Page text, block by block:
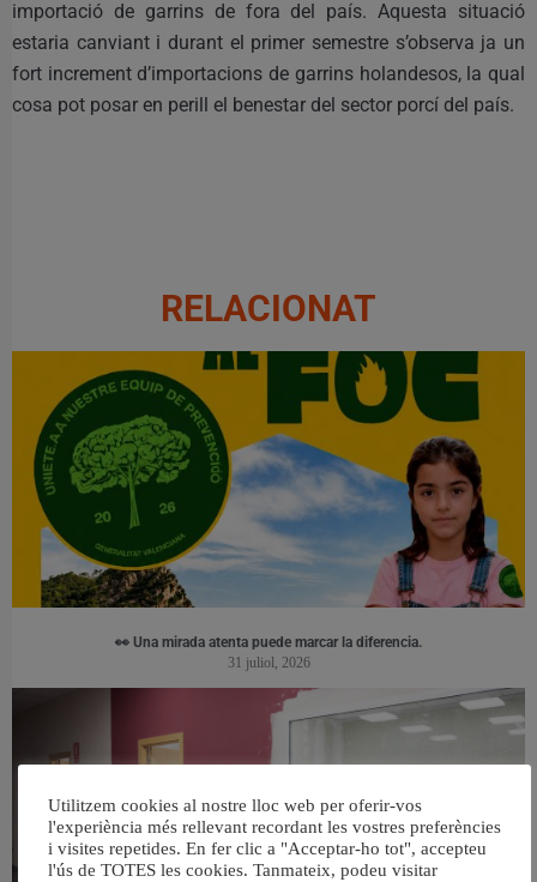
importació de garrins de fora del país. Aquesta situació
estaria canviant i durant el primer semestre s’observa ja un
fort increment d’importacions de garrins holandesos, la qual
cosa pot posar en perill el benestar del sector porcí del país.
RELACIONAT
👀 Una mirada atenta puede marcar la diferencia.
31 juliol, 2026
Utilitzem cookies al nostre lloc web per oferir-vos
l'experiència més rellevant recordant les vostres preferències
i visites repetides. En fer clic a "Acceptar-ho tot", accepteu
l'ús de TOTES les cookies. Tanmateix, podeu visitar